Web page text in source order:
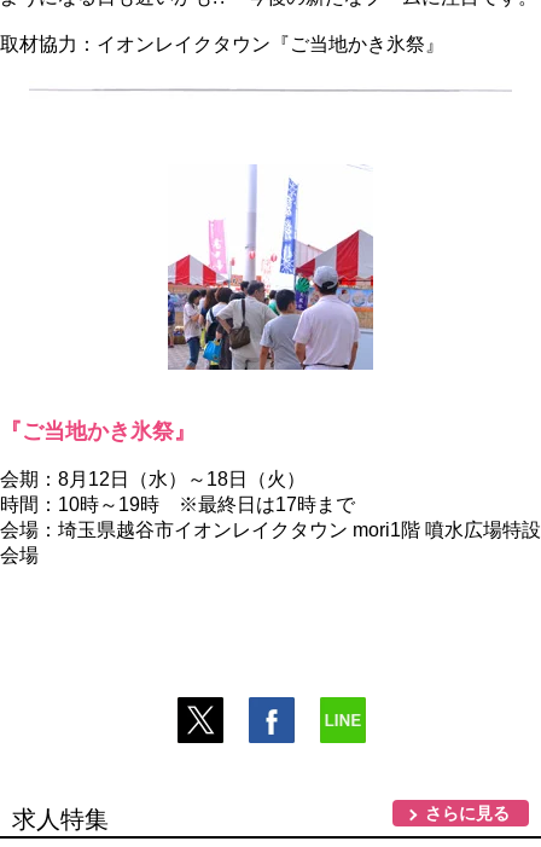
取材協力：イオンレイクタウン『ご当地かき氷祭』
『ご当地かき氷祭』
会期：8月12日（水）～18日（火）
時間：10時～19時 ※最終日は17時まで
会場：埼玉県越谷市イオンレイクタウン mori1階 噴水広場特設
会場
求人特集 さらに見る